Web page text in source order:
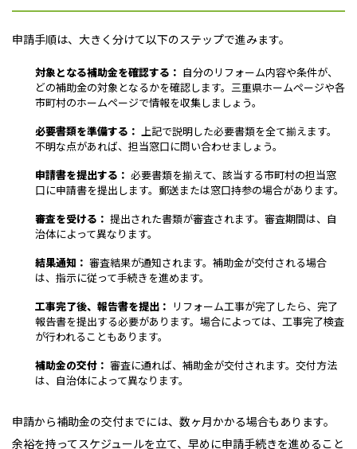
申請手順は、大きく分けて以下のステップで進みます。
対象となる補助金を確認する： 自分のリフォーム内容や条件が、
どの補助金の対象となるかを確認します。三重県ホームページや各
市町村のホームページで情報を収集しましょう。
必要書類を準備する： 上記で説明した必要書類を全て揃えます。
不明な点があれば、担当窓口に問い合わせましょう。
申請書を提出する： 必要書類を揃えて、該当する市町村の担当窓
口に申請書を提出します。郵送または窓口持参の場合があります。
審査を受ける： 提出された書類が審査されます。審査期間は、自
治体によって異なります。
結果通知： 審査結果が通知されます。補助金が交付される場合
は、指示に従って手続きを進めます。
工事完了後、報告書を提出： リフォーム工事が完了したら、完了
報告書を提出する必要があります。場合によっては、工事完了検査
が行われることもあります。
補助金の交付： 審査に通れば、補助金が交付されます。交付方法
は、自治体によって異なります。
申請から補助金の交付までには、数ヶ月かかる場合もあります。
余裕を持ってスケジュールを立て、早めに申請手続きを進めること